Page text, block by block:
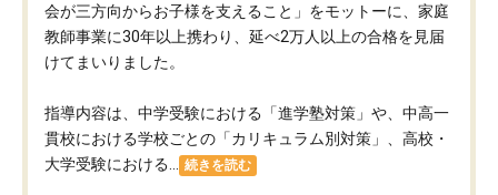
会が三方向からお子様を支えること」をモットーに、家庭
教師事業に30年以上携わり、延べ2万人以上の合格を見届
けてまいりました。
指導内容は、中学受験における「進学塾対策」や、中高一
貫校における学校ごとの「カリキュラム別対策」、高校・
大学受験における...
続きを読む